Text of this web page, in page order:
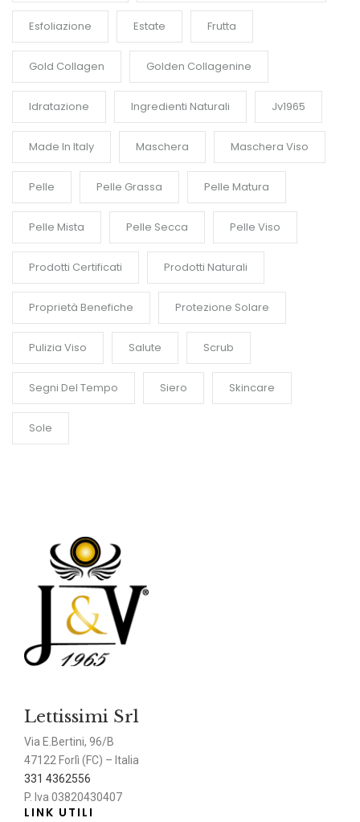
Esfoliazione Estate Frutta
Gold Collagen Golden Collagenine
Idratazione Ingredienti Naturali Jv1965
Made In Italy Maschera Maschera Viso
Pelle Pelle Grassa Pelle Matura
Pelle Mista Pelle Secca Pelle Viso
Prodotti Certificati Prodotti Naturali
Proprietà Benefiche Protezione Solare
Pulizia Viso Salute Scrub
Segni Del Tempo Siero Skincare
Sole
Lettissimi Srl
Via E.Bertini, 96/B
47122 Forlì (FC) – Italia
331 4362556
P. Iva 03820430407
LINK UTILI